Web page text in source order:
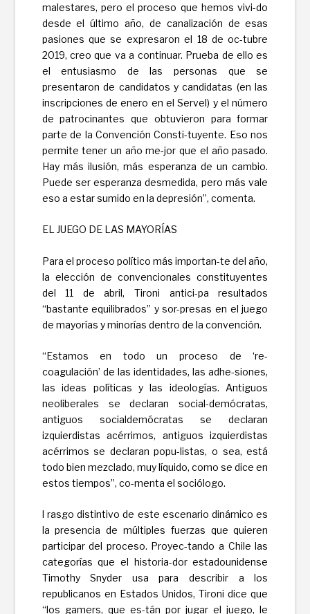
malestares, pero el proceso que hemos vivi-do
desde el último año, de canalización de esas
pasiones que se expresaron el 18 de oc-tubre
2019, creo que va a continuar. Prueba de ello es
el entusiasmo de las personas que se
presentaron de candidatos y candidatas (en las
inscripciones de enero en el Servel) y el número
de patrocinantes que obtuvieron para formar
parte de la Convención Consti-tuyente. Eso nos
permite tener un año me-jor que el año pasado.
Hay más ilusión, más esperanza de un cambio.
Puede ser esperanza desmedida, pero más vale
eso a estar sumido en la depresión”, comenta.
EL JUEGO DE LAS MAYORÍAS
Para el proceso político más importan-te del año,
la elección de convencionales constituyentes
del 11 de abril, Tironi antici-pa resultados
“bastante equilibrados” y sor-presas en el juego
de mayorías y minorías dentro de la convención.
“Estamos en todo un proceso de ‘re-
coagulación’ de las identidades, las adhe-siones,
las ideas políticas y las ideologías. Antiguos
neoliberales se declaran social-demócratas,
antiguos socialdemócratas se declaran
izquierdistas acérrimos, antiguos izquierdistas
acérrimos se declaran popu-listas, o sea, está
todo bien mezclado, muy líquido, como se dice en
estos tiempos”, co-menta el sociólogo.
l rasgo distintivo de este escenario dinámico es
la presencia de múltiples fuerzas que quieren
participar del proceso. Proyec-tando a Chile las
categorías que el historia-dor estadounidense
Timothy Snyder usa para describir a los
republicanos en Estados Unidos, Tironi dice que
“los gamers, que es-tán por jugar el juego, le